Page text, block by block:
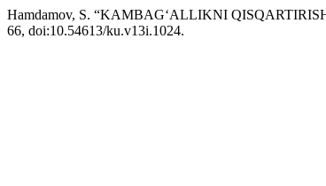
Hamdamov, S. “KAMBAG‘ALLIKNI
66, doi:10.54613/ku.v13i.1024.